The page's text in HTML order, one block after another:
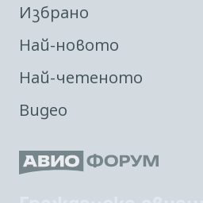
Избрано
Най-новото
Най-четеното
Видео